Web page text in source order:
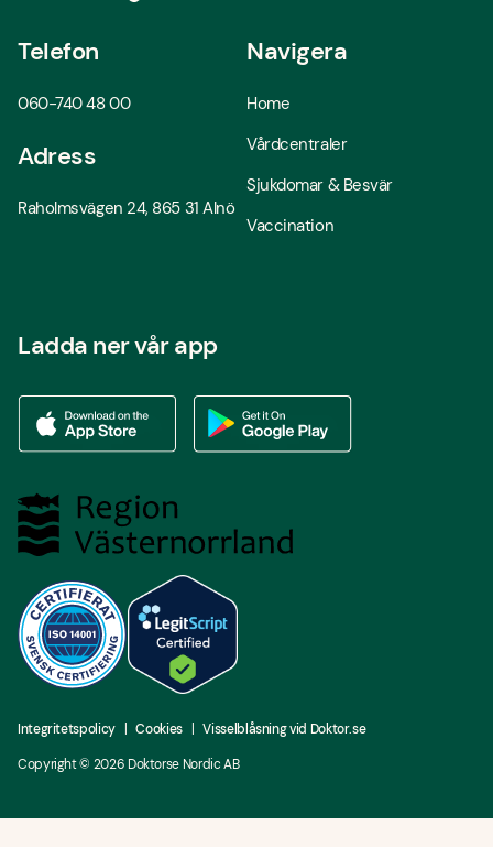
Telefon
060-740 48 00
Adress
Raholmsvägen 24, 865 31 Alnö
Navigera
Home
Vårdcentraler
Sjukdomar & Besvär
Vaccination
Ladda ner vår app
Integritetspolicy Cookies
Visselblåsning vid Doktor.se
Copyright © 2026Doktorse Nordic AB